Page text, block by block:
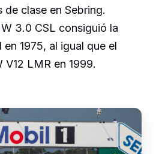
clase en Sebring.
3.0 CSL consiguió la
1975, al igual que el
LMR en 1999.